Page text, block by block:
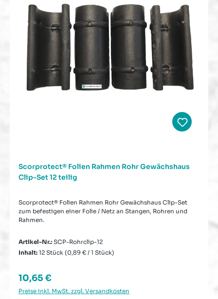
Scorprotect® Folien Rahmen Rohr Gewächshaus
Clip-Set 12 teilig
Scorprotect® Folien Rahmen Rohr Gewächshaus Clip-Set
zum befestigen einer Folie / Netz an Stangen, Rohren und
Rahmen.
Artikel-Nr.: SCP-Rohrclip-12
Inhalt: 12 Stück (0,89 € / 1 Stück)
Regulärer Preis:
10,65 €
Preise inkl. MwSt. zzgl. Versandkosten